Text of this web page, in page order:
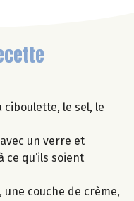
ciboulette, le sel, le
un verre et
ce qu’ils soient
une couche de crème,